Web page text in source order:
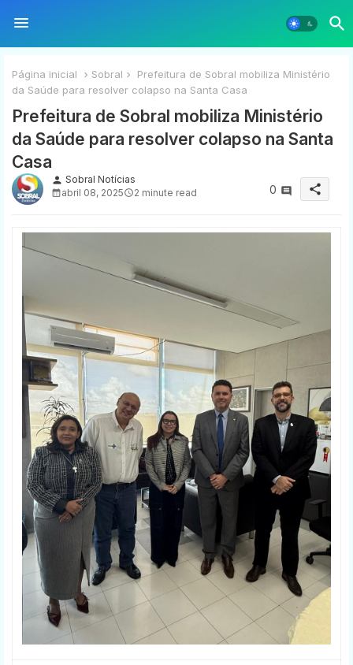
Página inicial Sobral
Prefeitura de Sobral mobiliza Ministério
da Saúde para resolver colapso na Santa Casa
Prefeitura de Sobral mobiliza Ministério
da Saúde para resolver colapso na Santa
Casa
person Sobral Notícias
abril 08, 2025
2 minute read 0 share